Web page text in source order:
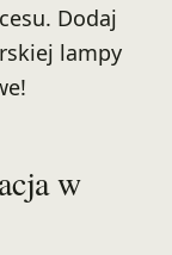
Dodaj
lampy
w